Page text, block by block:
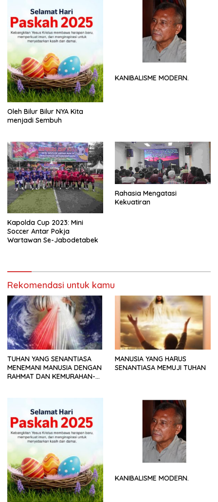
Oleh Bilur Bilur NYA Kita
menjadi Sembuh
KANIBALISME MODERN.
Kapolda Cup 2023: Mini
Soccer Antar Pokja
Wartawan Se-Jabodetabek
Rahasia Mengatasi
Kekuatiran
Rekomendasi untuk kamu
TUHAN YANG SENANTIASA
MENEMANI MANUSIA DENGAN
RAHMAT DAN KEMURAHAN-
MANUSIA YANG HARUS
SENANTIASA MEMUJI TUHAN
KANIBALISME MODERN.